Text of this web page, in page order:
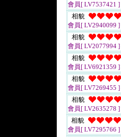
會員[ LV7537421 ]
相貌
會員[ LV2940099 ]
相貌
會員[ LV2077994 ]
相貌
會員[ LV6921359 ]
相貌
會員[ LV7269455 ]
相貌
會員[ LV2635278 ]
相貌
會員[ LV7295766 ]